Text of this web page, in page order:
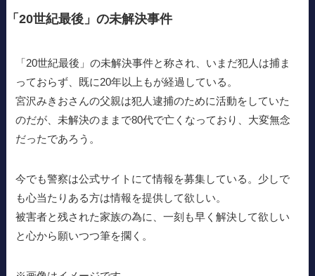
「20世紀最後」の未解決事件
「20世紀最後」の未解決事件と称され、いまだ犯人は捕ま
っておらず、既に20年以上もが経過している。
宮沢みきおさんの父親は犯人逮捕のために活動をしていた
のだが、未解決のままで80代で亡くなっており、大変無念
だったであろう。
今でも警察は公式サイトにて情報を募集している。少しで
も心当たりある方は情報を提供して欲しい。
被害者と残された家族の為に、一刻も早く解決して欲しい
と心から願いつつ筆を擱く。